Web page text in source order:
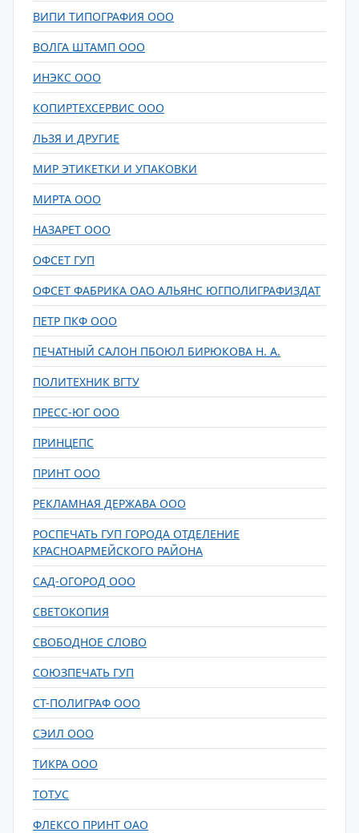
ВИПИ ТИПОГРАФИЯ ООО
ВОЛГА ШТАМП ООО
ИНЭКС ООО
КОПИРТЕХСЕРВИС ООО
ЛЬЗЯ И ДРУГИЕ
МИР ЭТИКЕТКИ И УПАКОВКИ
МИРТА ООО
НАЗАРЕТ ООО
ОФСЕТ ГУП
ОФСЕТ ФАБРИКА ОАО АЛЬЯНС ЮГПОЛИГРАФИЗДАТ
ПЕТР ПКФ ООО
ПЕЧАТНЫЙ САЛОН ПБОЮЛ БИРЮКОВА Н. А.
ПОЛИТЕХНИК ВГТУ
ПРЕСС-ЮГ ООО
ПРИНЦЕПС
ПРИНТ ООО
РЕКЛАМНАЯ ДЕРЖАВА ООО
РОСПЕЧАТЬ ГУП ГОРОДА ОТДЕЛЕНИЕ
КРАСНОАРМЕЙСКОГО РАЙОНА
САД-ОГОРОД ООО
СВЕТОКОПИЯ
СВОБОДНОЕ СЛОВО
СОЮЗПЕЧАТЬ ГУП
СТ-ПОЛИГРАФ ООО
СЭИЛ ООО
ТИКРА ООО
ТОТУС
ФЛЕКСО ПРИНТ ОАО